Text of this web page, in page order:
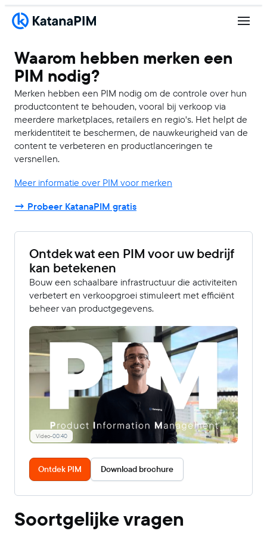
Waarom hebben merken een
PIM nodig?
Merken hebben een PIM nodig om de controle over hun
productcontent te behouden, vooral bij verkoop via
meerdere marketplaces, retailers en regio's. Het helpt de
merkidentiteit te beschermen, de nauwkeurigheid van de
content te verbeteren en productlanceringen te
versnellen.
Meer informatie over PIM voor merken
→ Probeer KatanaPIM gratis
Ontdek wat een PIM voor uw bedrijf
kan betekenen
Bouw een schaalbare infrastructuur die activiteiten
verbetert en verkoopgroei stimuleert met efficiënt
beheer van productgegevens.
Video-00:40
Ontdek PIM Download brochure
Soortgelijke vragen